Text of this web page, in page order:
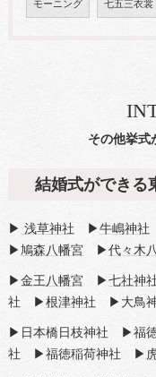
モーニング 七五三衣裳
その他挙式
結婚式ができる
▶ 浅草神社 ▶牛嶋神社
▶ 鳩森八幡宮▶ 代々木
▶ 金王八幡宮▶ 七社神
社 ▶ 根津神社 ▶大鳥
▶日本橋日枝神社 ▶福
社 ▶福徳稲荷神社 ▶